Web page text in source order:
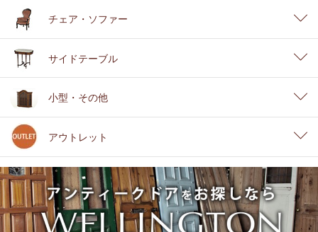
チェア・ソファー
サイドテーブル
小型・その他
アウトレット